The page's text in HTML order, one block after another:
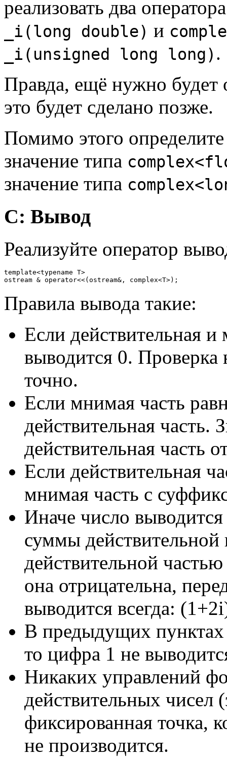
реализовать два
_i(long double) и
_i(unsigned long long) .
Правда, ещё нужно будет
это будет сделано позже.
Помимо этого
значение типа
значение типа
C: Вывод
Реализуйте оператор
template<typename T>
Правила вывода такие:
Если действительная
выводится 0. Проверка
точно.
Если мнимая часть
действительная часть.
действительная часть
Если действительная
мнимая часть с
Иначе число
суммы
действительной
она отрицательна,
выводится всегда:
В предыдущих
то цифра 1 не
Никаких управлений
действительных чисел
фиксированная точка,
не производится.